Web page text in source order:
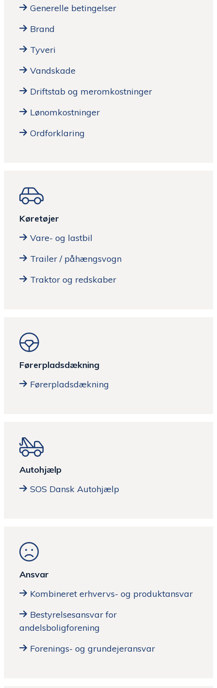
Generelle betingelser
Brand
Tyveri
Vandskade
Driftstab og meromkostninger
Lønomkostninger
Ordforklaring
Køretøjer
Vare- og lastbil
Trailer / påhængsvogn
Traktor og redskaber
Førerpladsdækning
Førerpladsdækning
Autohjælp
SOS Dansk Autohjælp
Ansvar
Kombineret erhvervs- og produktansvar
Bestyrelsesansvar for
andelsboligforening
Forenings- og grundejeransvar